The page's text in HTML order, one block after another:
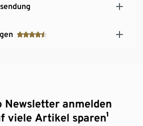
Newsletter anmelden
viele Artikel sparen¹